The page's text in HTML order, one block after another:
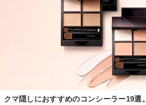
クマ隠しにおすすめのコンシーラー19選